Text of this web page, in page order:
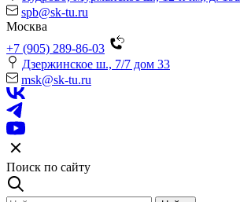
spb@sk-tu.ru
Москва
+7 (905) 289-86-03
Дзержинское ш., 7/7 дом 33
msk@sk-tu.ru
Поиск по сайту